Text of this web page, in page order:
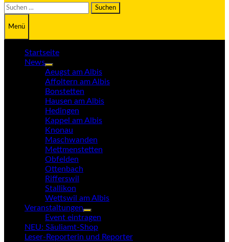
Suchen
nach:
Menü
Startseite
News
Untermenü
anzeigen
Aeugst am Albis
Affoltern am Albis
Bonstetten
Hausen am Albis
Hedingen
Kappel am Albis
Knonau
Maschwanden
Mettmenstetten
Obfelden
Ottenbach
Rifferswil
Stallikon
Wettswil am Albis
Veranstaltungen
Untermenü
anzeigen
Event eintragen
NEU: Säuliamt-Shop
Leser-Reporterin und Reporter